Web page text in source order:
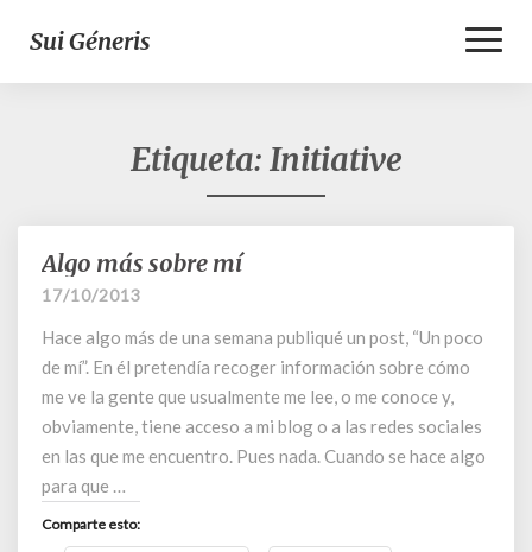
Sui Géneris
Etiqueta: Initiative
Algo
más
mí
Algo más sobre mí
17/10/2013
Hace algo más de una semana publiqué un post, “Un poco
de mí”. En él pretendía recoger información sobre cómo
me ve la gente que usualmente me lee, o me conoce y,
obviamente, tiene acceso a mi blog o a las redes sociales
en las que me encuentro. Pues nada. Cuando se hace algo
para que …
Comparte esto: